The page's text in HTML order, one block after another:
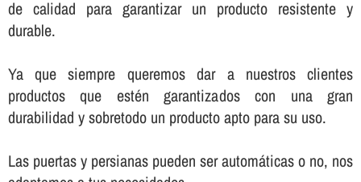
de calidad para garantizar un producto resistente y
durable.
Ya que siempre queremos dar a nuestros clientes
productos que estén garantizados con una gran
durabilidad y sobretodo un producto apto para su uso.
Las puertas y persianas pueden ser automáticas o no, nos